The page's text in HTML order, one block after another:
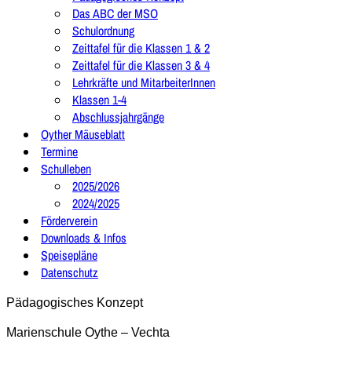
Das ABC der MSO
Schulordnung
Zeittafel für die Klassen 1 & 2
Zeittafel für die Klassen 3 & 4
Lehrkräfte und MitarbeiterInnen
Klassen 1-4
Abschlussjahrgänge
Oyther Mäuseblatt
Termine
Schulleben
2025/2026
2024/2025
Förderverein
Downloads & Infos
Speisepläne
Datenschutz
Pädagogisches Konzept
Marienschule Oythe – Vechta